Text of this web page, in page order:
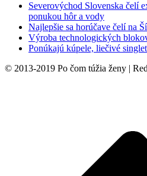
Severovýchod Slovenska čelí
ponukou hôr a vody
Najlepšie sa horúčave čelí na
Výroba technologických
Ponúkajú kúpele, liečivé
© 2013-2019 Po čom túžia ženy |